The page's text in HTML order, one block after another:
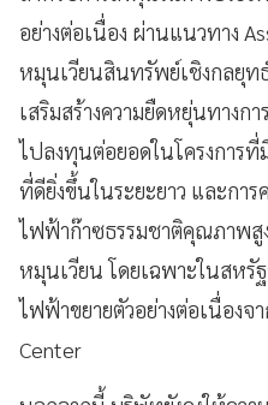
อย่างต่อเนื่อง ผ่านแนวทาง
หมุนเวียนสินทรัพย์เชิงกลยุท
เสริมสร้างความยืดหยุ่นทางก
ไปลงทุนต่อยอดในโครงการ
ที่ดียิ่งขึ้นในระยะยาว และการ
ไฟฟ้าก๊าซธรรมชาติคุณภาพสู
หมุนเวียน โดยเฉพาะในสหรัฐ
ไฟฟ้าขยายตัวอย่างต่อเนื่องจ
Center